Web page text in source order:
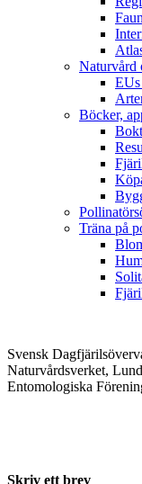
Naturvård
Böcker,
Träna på
Svensk
Naturvårdsverket,
Entomologiska
Skriv ett brev